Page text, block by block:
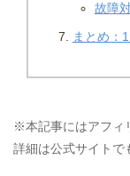
故障
まとめ：
※本記事にはアフィ
詳細は公式サイトで